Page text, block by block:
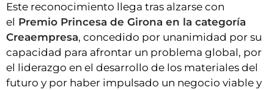
Este reconocimiento llega tras alzarse con
el Premio Princesa de Girona en la categoría
Creaempresa, concedido por unanimidad por su
capacidad para afrontar un problema global, por
el liderazgo en el desarrollo de los materiales del
futuro y por haber impulsado un negocio viable y